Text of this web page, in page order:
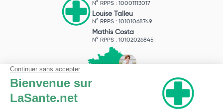
N° RPPS : 10001113017
Louise Talleu
N° RPPS : 10101068749
Mathis Costa
N° RPPS : 10102026845
Pharmacie du Bizet